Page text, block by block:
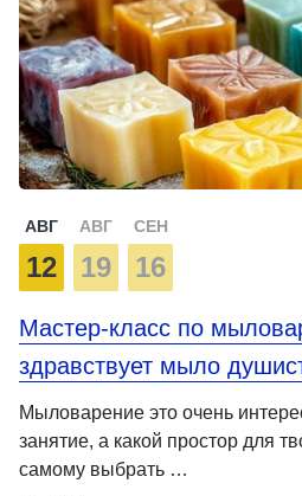
АВГ
12
АВГ
19
СЕН
16
Мастер-класс по
здравствует мыло
Мыловарение это очень
занятие, а какой простор для
самому выбрать …